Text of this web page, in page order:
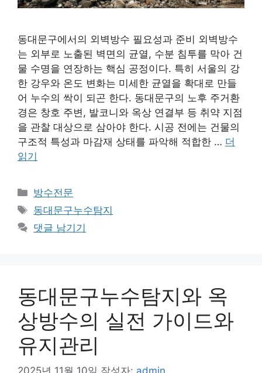
동대문구에서의 외벽방수 필요성과 준비 외벽방수
는 외부로 노출된 벽면의 균열, 수분 침투를 막아 건
물 수명을 연장하는 핵심 공정이다. 특히 서울의 강
한 강우와 온도 변화는 미세한 균열을 확대로 만들
어 누수의 싹이 되곤 한다. 동대문구의 노후 주거환
경은 창호 주변, 발코니와 옥상 연결부 등 취약 지점
을 관찰 대상으로 삼아야 한다. 시공 전에는 건물의
구조적 특성과 마감재 상태를 파악해 적합한 … 더
읽기
카
테
고
리
방수전문
태
그
동대문구누수탐지
댓글 남기기
동대문구누수탐지와 옥
상방수의 실전 가이드와
유지관리